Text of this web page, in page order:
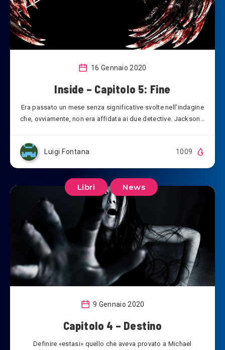
16 Gennaio 2020
Inside – Capitolo 5: Fine
Era passato un mese senza significative svolte nell’indagine
che, ovviamente, non era affidata ai due detective. Jackson…
Luigi Fontana 1009
Libri News
9 Gennaio 2020
Capitolo 4 – Destino
Definire «estasi» quello che aveva provato a Michael